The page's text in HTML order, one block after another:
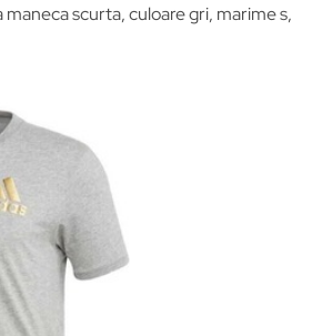
scurta, culoare gri, marime s,